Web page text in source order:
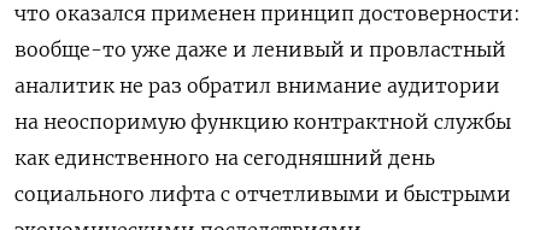
что оказался применен принцип достоверности:
вообще-то уже даже и ленивый и провластный
аналитик не раз обратил внимание аудитории
на неоспоримую функцию контрактной службы
как единственного на сегодняшний день
социального лифта с отчетливыми и быстрыми